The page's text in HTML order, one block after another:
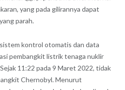
yang pada gilirannya dapat
parah.
kontrol otomatis dan data
pembangkit listrik tenaga nuklir
11:22 pada 9 Maret 2022, tidak
Chernobyl. Menurut